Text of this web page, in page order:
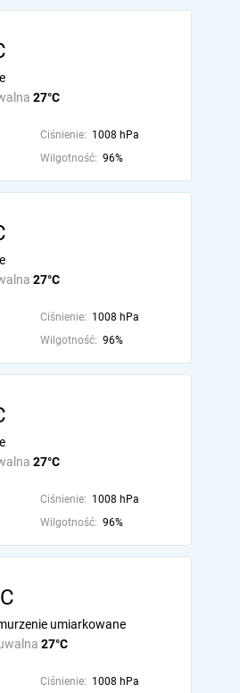
27°C
Ciśnienie: 1008 hPa
Wilgotność: 96%
27°C
Ciśnienie: 1008 hPa
Wilgotność: 96%
27°C
Ciśnienie: 1008 hPa
Wilgotność: 96%
27°C
umiarkowane
Ciśnienie: 1008 hPa